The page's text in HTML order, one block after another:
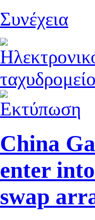
Συνέχεια
China
enter
swap